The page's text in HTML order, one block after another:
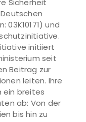
Sicherheit
und
initiiert
seit
Beitrag zur
leiten. Ihre
ein breites
ab: Von der
bis hin zu